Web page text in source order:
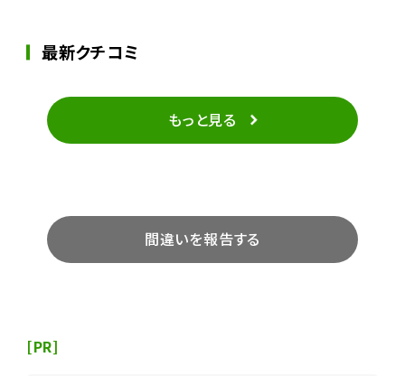
最新クチコミ
もっと見る
間違いを報告する
[PR]